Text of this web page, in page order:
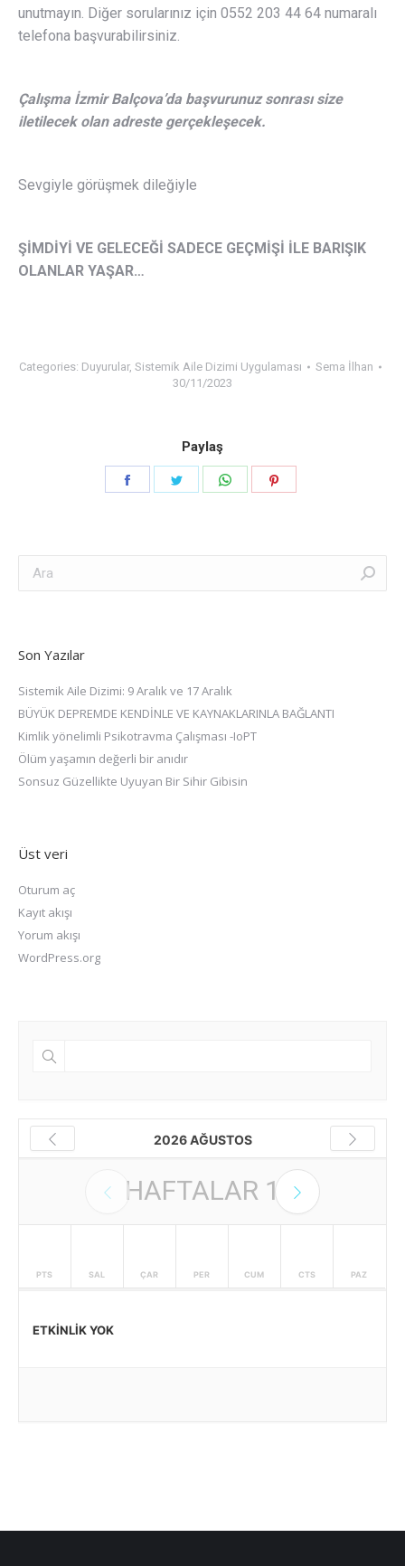
unutmayın. Diğer sorularınız için 0552 203 44 64 numaralı
telefona başvurabilirsiniz.
Çalışma İzmir Balçova’da başvurunuz sonrası size
iletilecek olan adreste gerçekleşecek.
Sevgiyle görüşmek dileğiyle
ŞİMDİYİ VE GELECEĞİ SADECE GEÇMİŞİ İLE BARIŞIK
OLANLAR YAŞAR…
Categories: Duyurular, Sistemik Aile Dizimi Uygulaması
Sema İlhan
30/11/2023
Paylaş
Son Yazılar
Sistemik Aile Dizimi: 9 Aralık ve 17 Aralık
BÜYÜK DEPREMDE KENDİNLE VE KAYNAKLARINLA BAĞLANTI
Kimlik yönelimli Psikotravma Çalışması -IoPT
Ölüm yaşamın değerli bir anıdır
Sonsuz Güzellikte Uyuyan Bir Sihir Gibisin
Üst veri
Oturum aç
Kayıt akışı
Yorum akışı
WordPress.org
2026 AĞUSTOS
HAFTALAR 1
PTS SAL ÇAR PER CUM CTS PAZ
ETKINLIK YOK